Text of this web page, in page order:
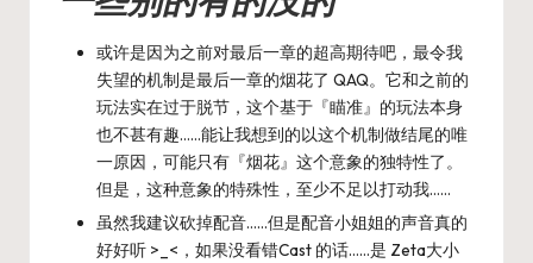
或许是因为之前对最后一章的超高期待吧，最令我
失望的机制是最后一章的烟花了 QAQ。它和之前的
玩法实在过于脱节，这个基于『瞄准』的玩法本身
也不甚有趣……能让我想到的以这个机制做结尾的唯
一原因，可能只有『烟花』这个意象的独特性了。
但是，这种意象的特殊性，至少不足以打动我……
虽然我建议砍掉配音……但是配音小姐姐的声音真的
好好听 >_<，如果没看错Cast 的话……是 Zeta大小